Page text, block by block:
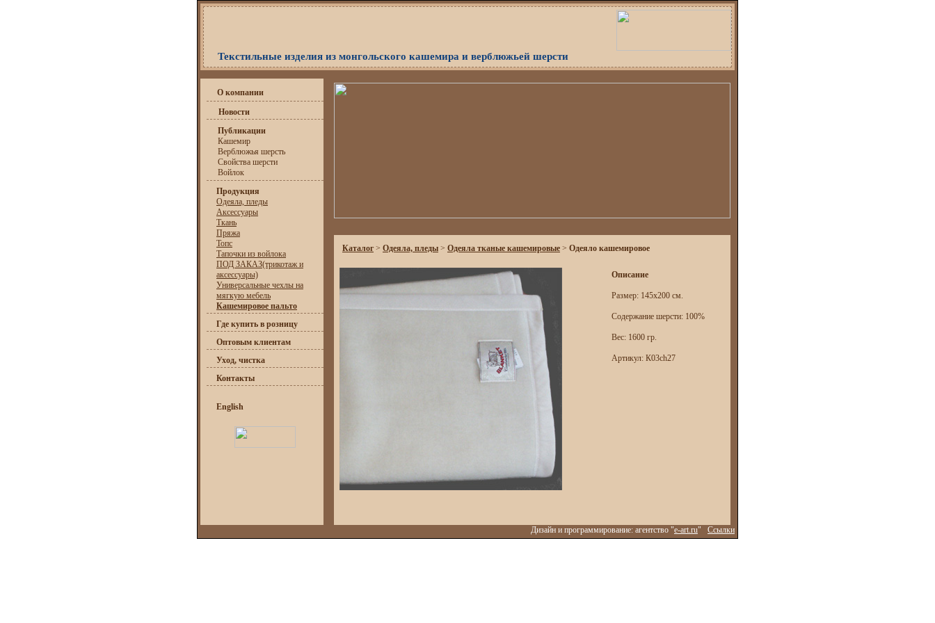
Текстильные изделия из монгольского кашемира и верблюжьей шерсти
О компании
Новости
Публикации
Кашемир
Верблюжья шерсть
Свойства шерсти
Войлок
Продукция
Одеяла, пледы
Аксессуары
Ткань
Пряжа
Топс
Тапочки из войлока
ПОД ЗАКАЗ(трикотаж и
аксессуары)
Универсальные чехлы на
мягкую мебель
Кашемировое пальто
Где купить в розницу
Оптовым клиентам
Уход, чистка
Контакты
English
Каталог > Одеяла, пледы > Одеяла тканые кашемировые > Одеяло кашемировое
Описание
Размер: 145х200 см.
Содержание шерсти: 100%
Вес: 1600 гр.
Артикул: К03ch27
Дизайн и программирование: агентство "e-art.ru" Ссылки